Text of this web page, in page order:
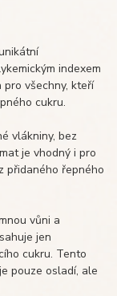
indexem
pro všechny, kteří
cukru.
vlákniny, bez
je vhodný i pro
přidaného řepného
vůni a
jen
cukru. Tento
pouze osladí, ale